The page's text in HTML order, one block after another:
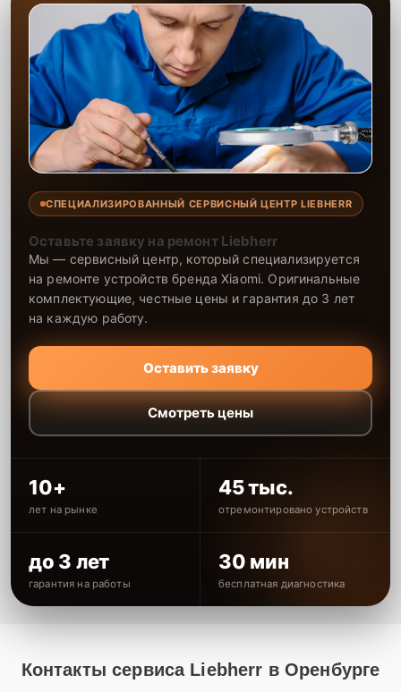
СПЕЦИАЛИЗИРОВАННЫЙ СЕРВИСНЫЙ ЦЕНТР LIEBHERR
Оставьте заявку на ремонт Liebherr
Мы — сервисный центр, который специализируется
на ремонте устройств бренда Xiaomi. Оригинальные
комплектующие, честные цены и гарантия до 3 лет
на каждую работу.
Оставить заявку
Смотреть цены
10+
лет на рынке
45 тыс.
отремонтировано устройств
до 3 лет
гарантия на работы
30 мин
бесплатная диагностика
Контакты сервиса Liebherr в Оренбурге